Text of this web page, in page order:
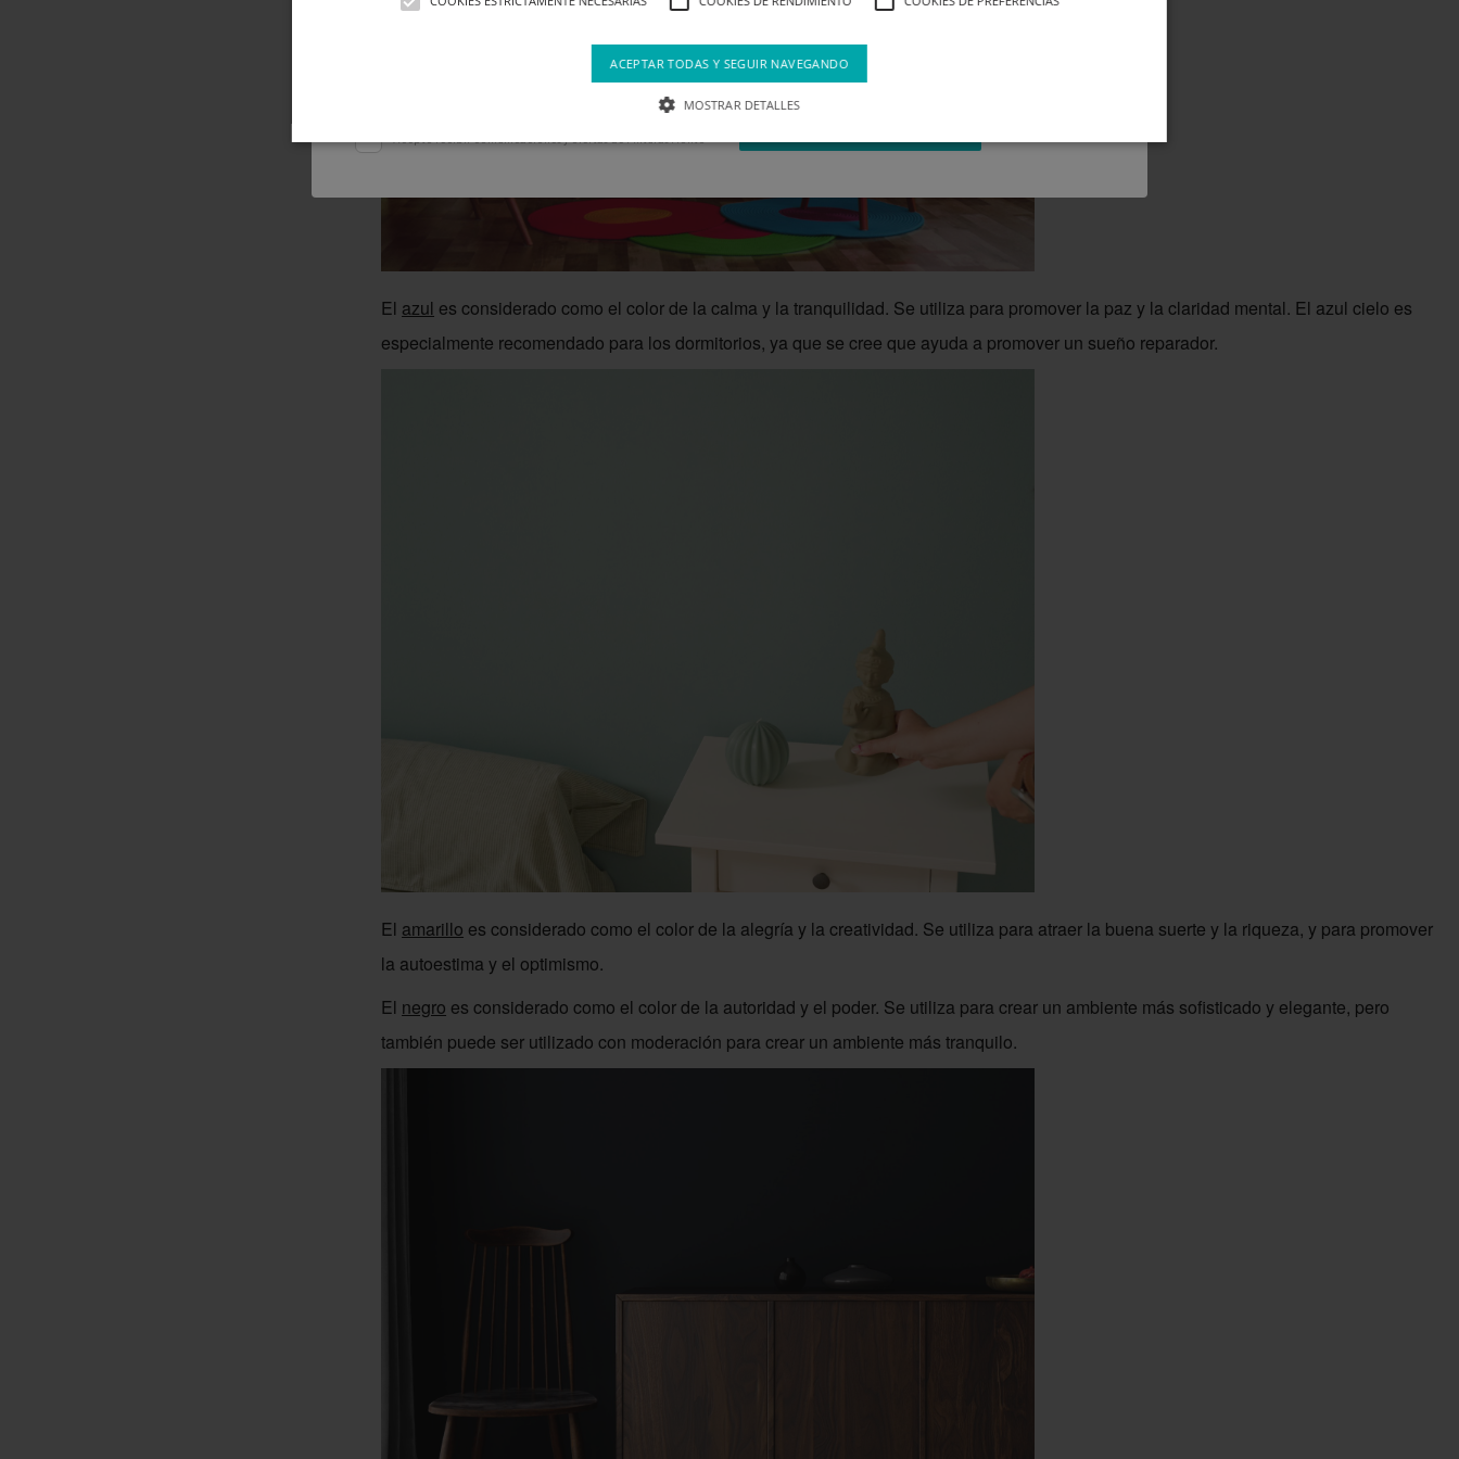
El azul es considerado como el color de la calma y la tranquilidad. Se utiliza para promover la paz y la claridad mental. El azul cielo es
especialmente recomendado para los dormitorios, ya que se cree que ayuda a promover un sueño reparador.
El amarillo es considerado como el color de la alegría y la creatividad. Se utiliza para atraer la buena suerte y la riqueza, y para promover
la autoestima y el optimismo.
El negro es considerado como el color de la autoridad y el poder. Se utiliza para crear un ambiente más sofisticado y elegante, pero
también puede ser utilizado con moderación para crear un ambiente más tranquilo.
ACEPTAR TODAS Y SEGUIR NAVEGANDO
MOSTRAR DETALLES